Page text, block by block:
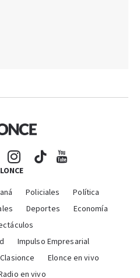
Policiales
Política
Deportes
Economía
Impulso Empresarial
Clasionce
Elonce en vivo
en vivo